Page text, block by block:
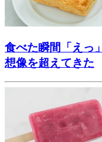
食べた瞬間「えっ
想像を超えてきた